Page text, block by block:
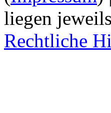
liegen
Rechtliche